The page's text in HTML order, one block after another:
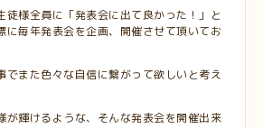
徒様全員に「発表会に出て良かった！」と
に毎年発表会を企画、開催させて頂いてお
でまた色々な自信に繋がって欲しいと考え
が輝けるような、そんな発表会を開催出来